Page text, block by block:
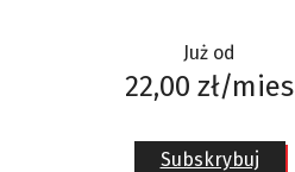
Już od
22,00 zł/mies
Subskrybuj